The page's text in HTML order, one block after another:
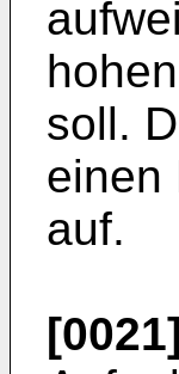
soll.
einen
auf.
[0021]